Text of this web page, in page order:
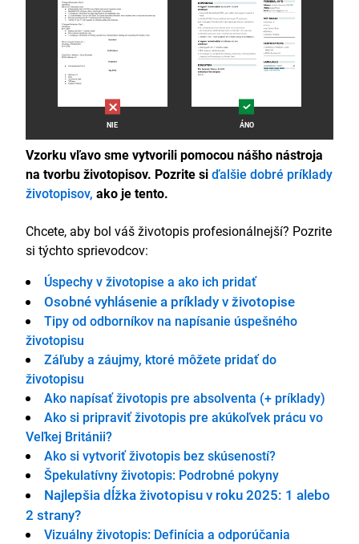
NIE ÁNO
Vzorku vľavo sme vytvorili pomocou nášho nástroja
na tvorbu životopisov. Pozrite siďalšie dobré príklady
životopisov, ako je tento.
Chcete, aby bol váš životopis profesionálnejší? Pozrite
si týchto sprievodcov:
Úspechy v životopise a ako ich pridať
Osobné vyhlásenie a príklady v životopise
Tipy od odborníkov na napísanie úspešného
životopisu
Záľuby a záujmy, ktoré môžete pridať do
životopisu
Ako napísať životopis pre absolventa (+ príklady)
Ako si pripraviť životopis pre akúkoľvek prácu vo
Veľkej Británii?
Ako si vytvoriť životopis bez skúseností?
Špekulatívny životopis: Podrobné pokyny
Najlepšia dĺžka životopisu v roku 2025: 1 alebo
2 strany?
Vizuálny životopis: Definícia a odporúčania